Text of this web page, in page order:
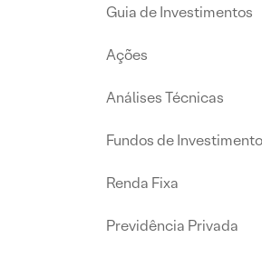
Guia de Investimentos
Ações
Análises Técnicas
Fundos de Investimento
Renda Fixa
Previdência Privada